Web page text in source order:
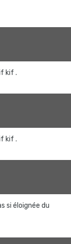
kif .
kif .
si éloignée du